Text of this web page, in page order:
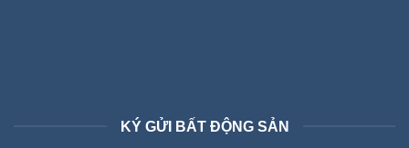
KÝ GỬI BẤT ĐỘNG SẢN